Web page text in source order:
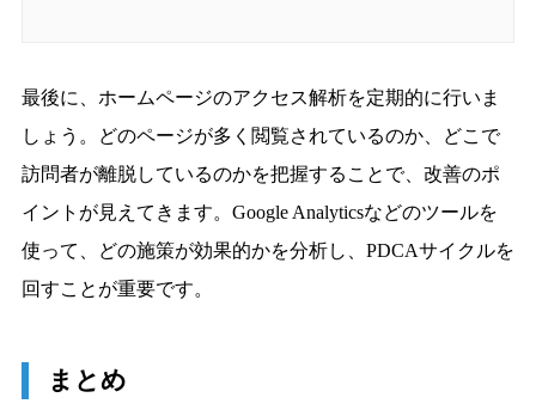
最後に、ホームページのアクセス解析を定期的に行いま
しょう。どのページが多く閲覧されているのか、どこで
訪問者が離脱しているのかを把握することで、改善のポ
イントが見えてきます。Google Analyticsなどのツールを
使って、どの施策が効果的かを分析し、PDCAサイクルを
回すことが重要です。
まとめ